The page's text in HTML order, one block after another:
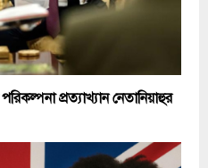
প্রত্যাখ্যান নেতানিয়াহুর